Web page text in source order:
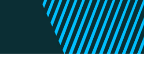
mes sauvegardes sur le data center à
dans le data center à Auch
sur mon territoire